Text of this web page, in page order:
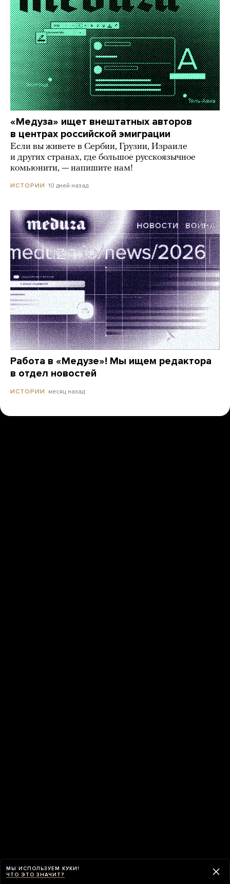
«Медуза» ищет внештатных авторов
в центрах российской эмиграции
Если вы живете в Сербии, Грузии, Израиле
и других странах, где большое русскоязычное
комьюнити, — напишите нам!
ИСТОРИИ 10 дней назад
Работа в «Медузе»! Мы ищем редактора
в отдел новостей
ИСТОРИИ месяц назад
МЫ ИСПОЛЬЗУЕМ КУКИ!
ЧТО ЭТО ЗНАЧИТ?